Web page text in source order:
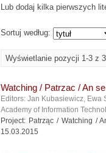
Lub dodaj kilka pierwszych
Sortuj według:
Wyświetlanie pozycji 1-3 z 3
Watching / Patrzac / An
Editors: Jan Kubasiewicz, Ewa
Academy of Information
Project: Patrząc / Watching /
15.03.2015